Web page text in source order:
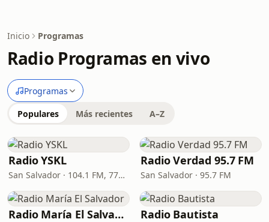
Inicio Programas
Radio Programas en vivo
Programas
Populares Más recientes A–Z
Radio YSKL
San Salvador · 104.1 FM, 770 AM
Radio Verdad 95.7 FM
San Salvador · 95.7 FM
Radio María El Salvador Radio Bautista